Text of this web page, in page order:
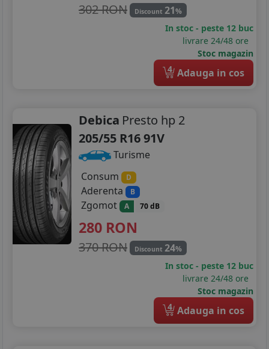
302 RON Discount 21%
In stoc - peste 12 buc
livrare 24/48 ore
Stoc magazin
4 Adauga in cos
Debica Presto hp 2
205/55 R16 91V
Turisme
Consum
D
Aderenta B
Zgomot A 70 dB
280 RON
370 RON Discount 24%
In stoc - peste 12 buc
livrare 24/48 ore
Stoc magazin
4 Adauga in cos